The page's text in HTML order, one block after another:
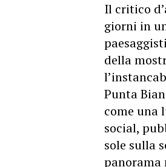
Il critico
giorni in
della
Punta
come una
social,
sole sulla
panorama